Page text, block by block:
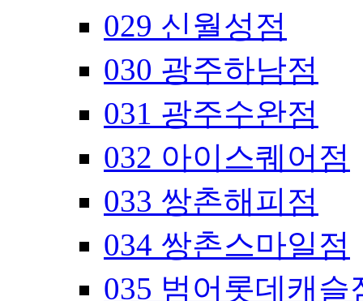
029 신월성점
030 광주하남점
031 광주수완점
032 아이스퀘어점
033 쌍촌해피점
034 쌍촌스마일점
035 범어롯데캐슬